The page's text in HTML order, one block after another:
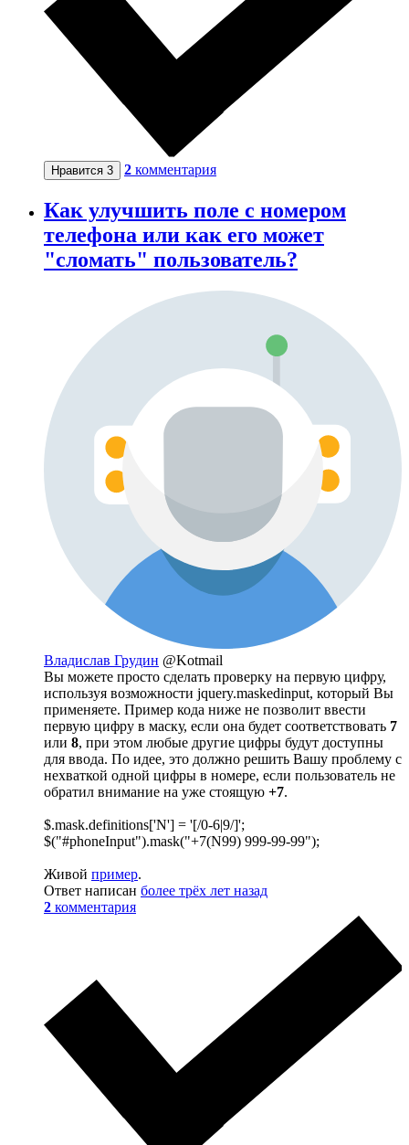
Нравится 3 2 комментария
Как улучшить поле с номером
телефона или как его может
"сломать" пользователь?
Владислав Грудин @Kotmail
Вы можете просто сделать проверку на первую цифру,
используя возможности jquery.maskedinput, который Вы
применяете. Пример кода ниже не позволит ввести
первую цифру в маску, если она будет соответствовать 7
или 8, при этом любые другие цифры будут доступны
для ввода. По идее, это должно решить Вашу проблему с
нехваткой одной цифры в номере, если пользователь не
обратил внимание на уже стоящую +7.
$.mask.definitions['N'] = '[/0-6|9/]';
$("#phoneInput").mask("+7(N99) 999-99-99");
Живой пример.
Ответ написан более трёх лет назад
2 комментария